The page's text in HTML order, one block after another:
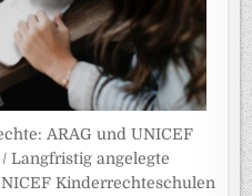
ARAG und UNICEF
Langfristig angelegte
Kinderrechteschulen